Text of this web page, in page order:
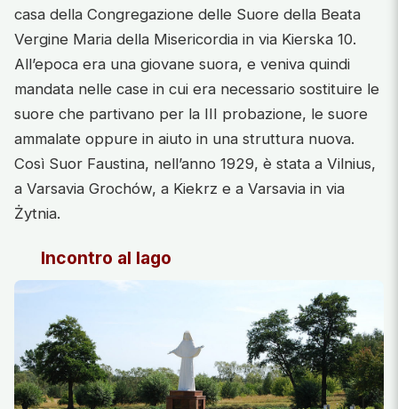
casa della Congregazione delle Suore della Beata
Vergine Maria della Misericordia in via Kierska 10.
All’epoca era una giovane suora, e veniva quindi
mandata nelle case in cui era necessario sostituire le
suore che partivano per la III probazione, le suore
ammalate oppure in aiuto in una struttura nuova.
Così Suor Faustina, nell’anno 1929, è stata a Vilnius,
a Varsavia Grochów, a Kiekrz e a Varsavia in via
Żytnia.
Incontro al lago